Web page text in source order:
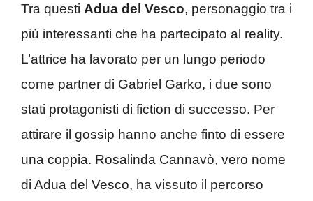
Tra questi Adua del Vesco, personaggio tra i
più interessanti che ha partecipato al reality.
L’attrice ha lavorato per un lungo periodo
come partner di Gabriel Garko, i due sono
stati protagonisti di fiction di successo. Per
attirare il gossip hanno anche finto di essere
una coppia. Rosalinda Cannavò, vero nome
di Adua del Vesco, ha vissuto il percorso